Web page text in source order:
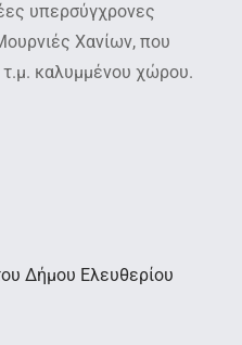
υπερσύγχρονες
Χανίων, που
καλυμμένου χώρου.
Δήμου Ελευθερίου